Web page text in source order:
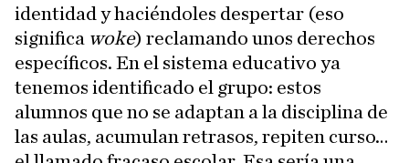
identidad y haciéndoles despertar (eso
significa woke) reclamando unos derechos
específicos. En el sistema educativo ya
tenemos identificado el grupo: estos
alumnos que no se adaptan a la disciplina de
las aulas, acumulan retrasos, repiten curso…